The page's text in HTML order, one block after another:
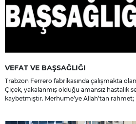
VEFAT VE BAŞSAĞLIĞI
Trabzon Ferrero fabrikasında çalışmakta
Çiçek, yakalanmış olduğu amansız hastalık
kaybetmiştir. Merhume’ye Allah’tan